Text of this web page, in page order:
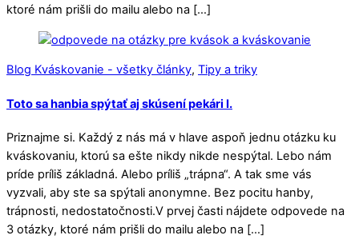
ktoré nám prišli do mailu alebo na […]
Blog Kváskovanie - všetky články, Tipy a triky
Toto sa hanbia spýtať aj skúsení pekári I.
Priznajme si. Každý z nás má v hlave aspoň jednu otázku ku
kváskovaniu, ktorú sa ešte nikdy nikde nespýtal. Lebo nám
príde príliš základná. Alebo príliš „trápna“. A tak sme vás
vyzvali, aby ste sa spýtali anonymne. Bez pocitu hanby,
trápnosti, nedostatočnosti.V prvej časti nájdete odpovede na
3 otázky, ktoré nám prišli do mailu alebo na […]